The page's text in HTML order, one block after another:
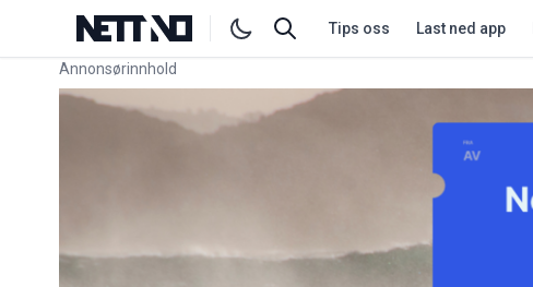
Tips oss Last ned app
Annonsørinnhold
Link for annonse